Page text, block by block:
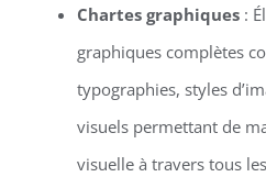
Chartes graphiques:
graphiques complètes
typographies, styles
visuels permettant de
visuelle à travers tous